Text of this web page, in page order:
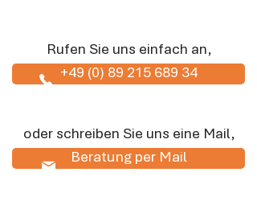
Rufen Sie uns einfach an,
oder schreiben Sie uns eine Mail,
+49 (0) 89 215 689 34
Beratung per Mail